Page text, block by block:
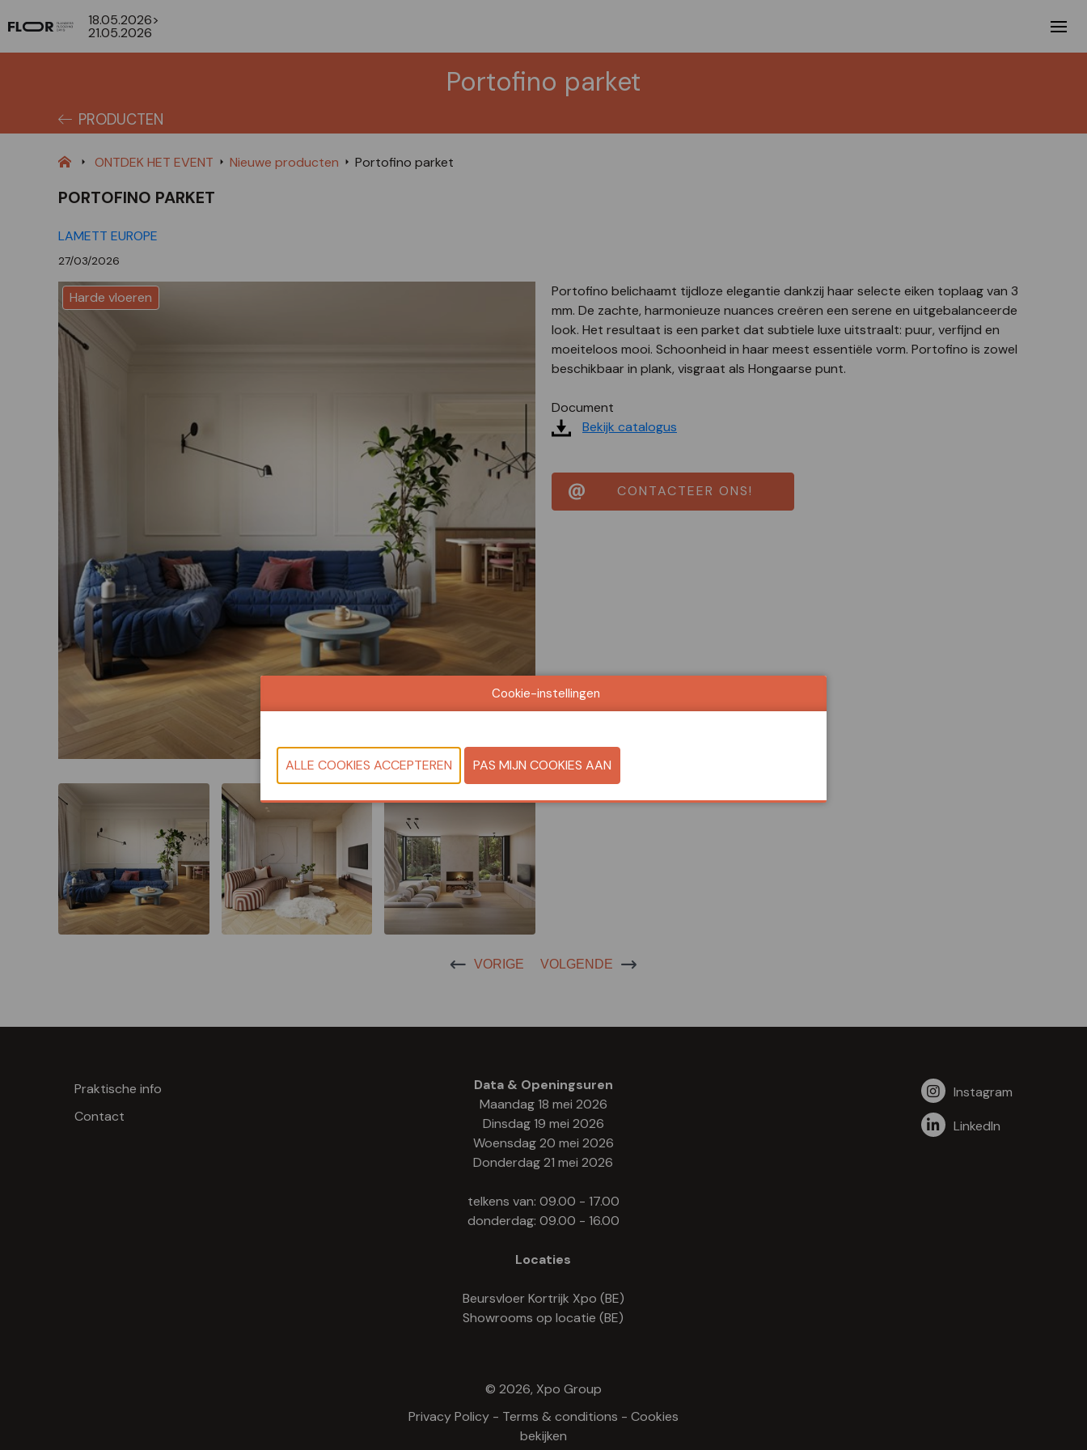
18.05.2026>
21.05.2026
Portofino parket
PRODUCTEN
ONTDEK HET EVENT Nieuwe producten Portofino parket
PORTOFINO PARKET
Harde vloeren
LAMETT EUROPE
27/03/2026
Portofino belichaamt tijdloze elegantie dankzij haar selecte eiken toplaag van 3
mm. De zachte, harmonieuze nuances creëren een serene en uitgebalanceerde
look. Het resultaat is een parket dat subtiele luxe uitstraalt: puur, verfijnd en
moeiteloos mooi. Schoonheid in haar meest essentiële vorm. Portofino is zowel
beschikbaar in plank, visgraat als Hongaarse punt.
Document
Bekijk catalogus
CONTACTEER ONS!
VORIGE VOLGENDE
Praktische info
Contact
Data & Openingsuren
Maandag 18 mei 2026
Dinsdag 19 mei 2026
Woensdag 20 mei 2026
Donderdag 21 mei 2026
telkens van: 09.00 - 17.00
donderdag: 09.00 - 16.00
Locaties
Beursvloer Kortrijk Xpo (BE)
Showrooms op locatie (BE)
Instagram
LinkedIn
© 2026, Xpo Group
Privacy Policy- Terms & conditions - Cookies
bekijken
Cookie-instellingen